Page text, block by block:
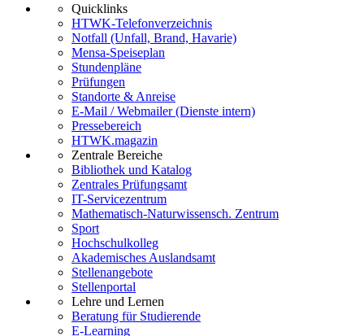
Quicklinks
HTWK-Telefonverzeichnis
Notfall (Unfall, Brand, Havarie)
Mensa-Speiseplan
Stundenpläne
Prüfungen
Standorte & Anreise
E-Mail / Webmailer (Dienste intern)
Pressebereich
HTWK.magazin
Zentrale Bereiche
Bibliothek und Katalog
Zentrales Prüfungsamt
IT-Servicezentrum
Mathematisch-Naturwissensch. Zentrum
Sport
Hochschulkolleg
Akademisches Auslandsamt
Stellenangebote
Stellenportal
Lehre und Lernen
Beratung für Studierende
E-Learning